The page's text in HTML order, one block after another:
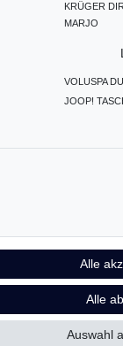
KRÜGER
MARJO
VOLUSPA
JOOP!
Alle
Alle
Auswahl